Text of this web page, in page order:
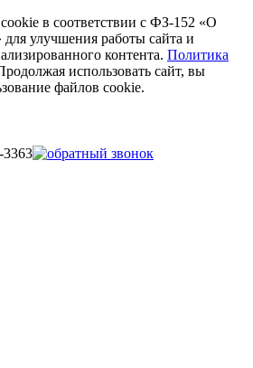
в соответствии с ФЗ-152 «О
улучшения работы сайта и
контента. Политика
использовать сайт, вы
файлов cookie.